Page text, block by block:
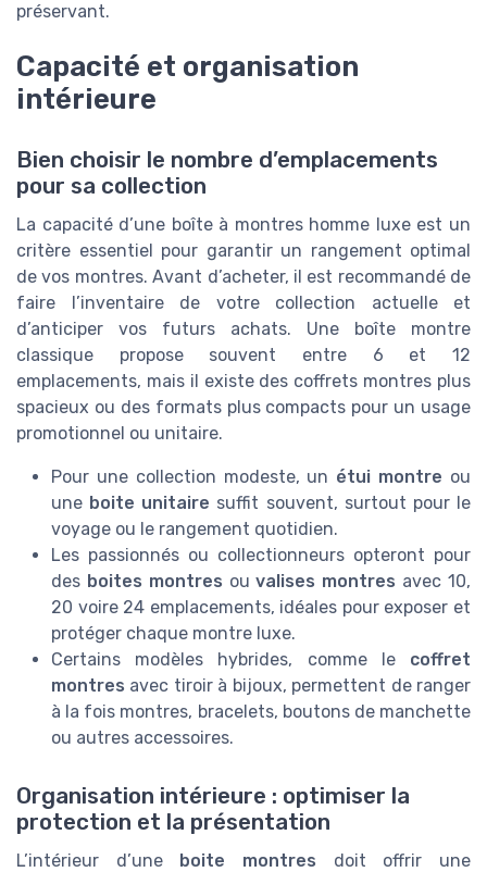
préservant.
Capacité et organisation
intérieure
Bien choisir le nombre d’emplacements
pour sa collection
La capacité d’une boîte à montres homme luxe est un
critère essentiel pour garantir un rangement optimal
de vos montres. Avant d’acheter, il est recommandé de
faire l’inventaire de votre collection actuelle et
d’anticiper vos futurs achats. Une boîte montre
classique propose souvent entre 6 et 12
emplacements, mais il existe des coffrets montres plus
spacieux ou des formats plus compacts pour un usage
promotionnel ou unitaire.
Pour une collection modeste, un étui montre ou
une boite unitaire suffit souvent, surtout pour le
voyage ou le rangement quotidien.
Les passionnés ou collectionneurs opteront pour
des boites montres ouvalises montres avec 10,
20 voire 24 emplacements, idéales pour exposer et
protéger chaque montre luxe.
Certains modèles hybrides, comme le coffret
montres avec tiroir à bijoux, permettent de ranger
à la fois montres, bracelets, boutons de manchette
ou autres accessoires.
Organisation intérieure : optimiser la
protection et la présentation
L’intérieur d’une boite montres doit offrir une